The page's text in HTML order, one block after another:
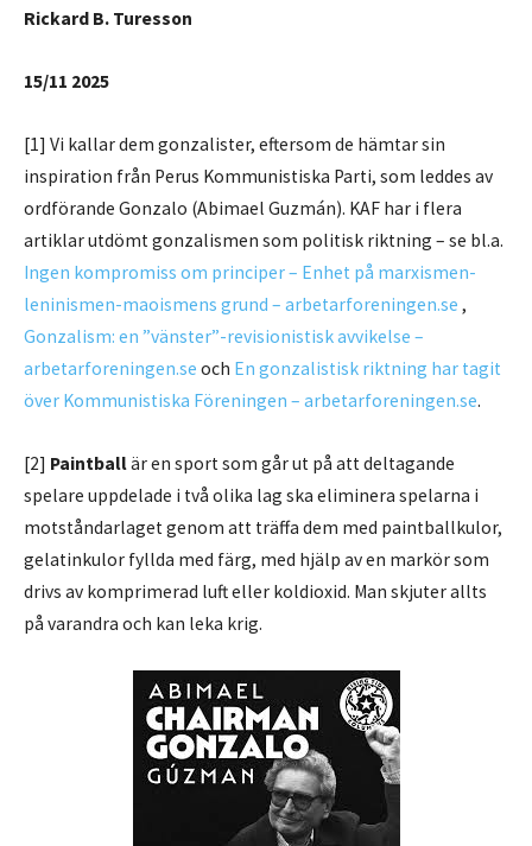
Rickard B. Turesson
15/11 2025
[1] Vi kallar dem gonzalister, eftersom de hämtar sin
inspiration från Perus Kommunistiska Parti, som leddes av
ordförande Gonzalo (Abimael Guzmán). KAF har i flera
artiklar utdömt gonzalismen som politisk riktning – se bl.a.
Ingen kompromiss om principer – Enhet på marxismen-
leninismen-maoismens grund – arbetarforeningen.se ,
Gonzalism: en ”vänster”-revisionistisk avvikelse –
arbetarforeningen.se och En gonzalistisk riktning har tagit
över Kommunistiska Föreningen – arbetarforeningen.se.
[2] Paintballär en sport som går ut på att deltagande
spelare uppdelade i två olika lag ska eliminera spelarna i
motståndarlaget genom att träffa dem med paintballkulor,
gelatinkulor fyllda med färg, med hjälp av en markör som
drivs av komprimerad luft eller koldioxid. Man skjuter allts
på varandra och kan leka krig.